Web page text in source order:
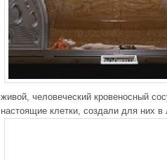
живой, человеческий кровеносный
настоящие клетки, создали для них в